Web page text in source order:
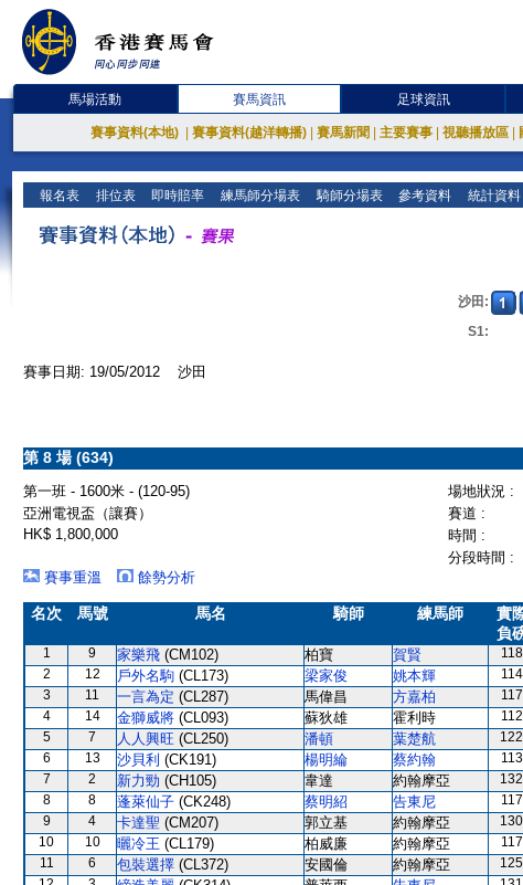
馬場活動 賽馬資訊 足球資訊
賽事資料(本地) 賽事資料(越洋轉播) 賽馬新聞 主要賽事 視聽播放區
報名表 排位表 即時賠率 練馬師分場表 騎師分場表 參考資料 統計資料
沙田:
S1:
賽事日期: 19/05/2012 沙田
第 8 場 (634)
第一班 - 1600米 - (120-95) 場地狀況 :
亞洲電視盃（讓賽）
賽道 :
HK$ 1,800,000
時間 :
分段時間 :
賽事重溫
餘勢分析
名次 馬號 馬名 騎師 練馬師
實
負
1 9 家樂飛 (CM102) 柏寶 賀賢 118
2
12 戶外名駒 (CL173) 梁家俊 姚本輝 114
3
11 一言為定 (CL287) 馬偉昌 方嘉柏 117
4
14 金獅威將 (CL093) 蘇狄雄 霍利時 112
5
7 人人興旺 (CL250) 潘頓 葉楚航 122
6
13 沙貝利 (CK191) 楊明綸 蔡約翰 113
7
2 新力勁 (CH105) 韋達 約翰摩亞 132
8
8 蓬萊仙子 (CK248) 蔡明紹 告東尼 117
9
4 卡達聖 (CM207) 郭立基 約翰摩亞 130
10
10 曬冷王 (CL179) 柏威廉 約翰摩亞 117
11
6 包裝選擇 (CL372) 安國倫 約翰摩亞 125